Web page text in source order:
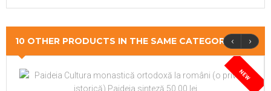
10 OTHER PRODUCTS IN THE SAME CATEGORY ‹ ›
NEW